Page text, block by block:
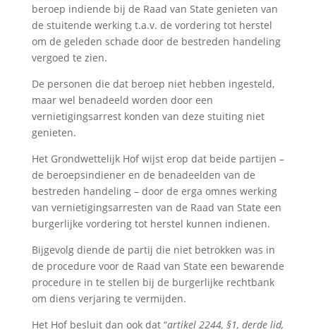
beroep indiende bij de Raad van State genieten van
de stuitende werking t.a.v. de vordering tot herstel
om de geleden schade door de bestreden handeling
vergoed te zien.
De personen die dat beroep niet hebben ingesteld,
maar wel benadeeld worden door een
vernietigingsarrest konden van deze stuiting niet
genieten.
Het Grondwettelijk Hof wijst erop dat beide partijen –
de beroepsindiener en de benadeelden van de
bestreden handeling – door de erga omnes werking
van vernietigingsarresten van de Raad van State een
burgerlijke vordering tot herstel kunnen indienen.
Bijgevolg diende de partij die niet betrokken was in
de procedure voor de Raad van State een bewarende
procedure in te stellen bij de burgerlijke rechtbank
om diens verjaring te vermijden.
Het Hof besluit dan ook dat “artikel 2244, §1, derde lid,